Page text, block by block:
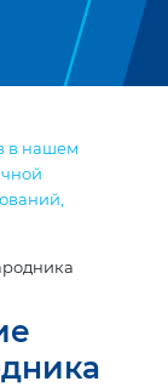
в нашем